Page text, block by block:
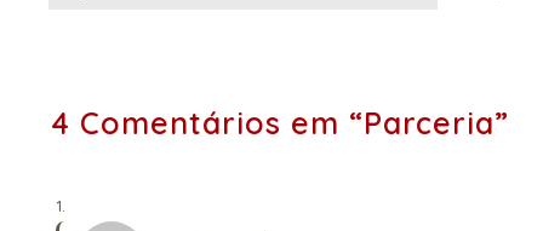
4 Comentários em “Parceria”